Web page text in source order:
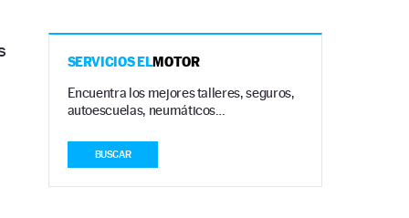
SERVICIOS ELMOTOR
Encuentra los mejores talleres, seguros,
autoescuelas, neumáticos…
BUSCAR